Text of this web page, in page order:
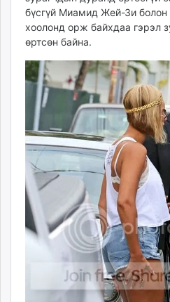
unuudur.mn
isee.mn
mglradio.com
fact.mn
itoim.mn
tumen.mn
shuum.mn
times.mn
tvmongolia.mn
mass.mn
unegui.mn
assa.mn
toim.mn
tac.mn
paparazzi.mn
unread.today
бүсгүй Миамид Жей-Зи
хоолонд орж байхдаа гэрэл
өртсөн байна.